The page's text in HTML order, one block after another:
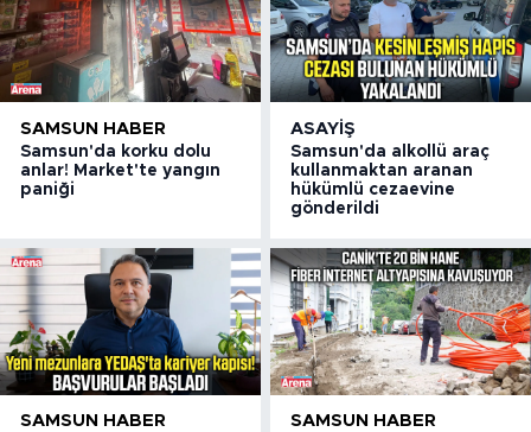
SAMSUN HABER
Samsun'da korku dolu
anlar! Market'te yangın
paniği
ASAYIŞ
Samsun'da alkollü araç
kullanmaktan aranan
hükümlü cezaevine
gönderildi
SAMSUN HABER SAMSUN HABER